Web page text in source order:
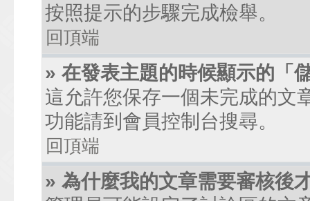
按照提示的步驟完成檢舉。
回頂端
» 在發表主題的時候顯示的「
這允許您保存一個未完成的文
功能請到會員控制台搜尋。
回頂端
» 為什麼我的文章需要審核後